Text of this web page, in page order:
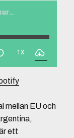
Jord åt Folket-Podden #4: EU-Mercosur med Eva Jonsson & Rebeca Borges
1X
mellan EU och
ett